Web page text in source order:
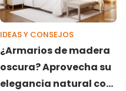
IDEAS Y CONSEJOS
¿Armarios de madera
oscura? Aprovecha su
elegancia natural con